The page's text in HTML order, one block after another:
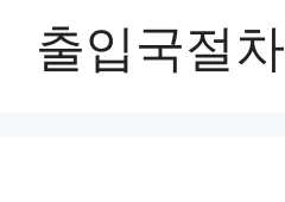
출입국절차